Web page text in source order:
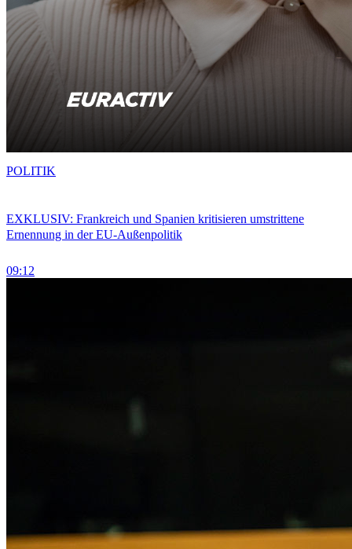
EXKLUSIV: Frankreich und Spanien kritisieren umstrittene
Ernennung in der EU-Außenpolitik
09:12
POLITIK